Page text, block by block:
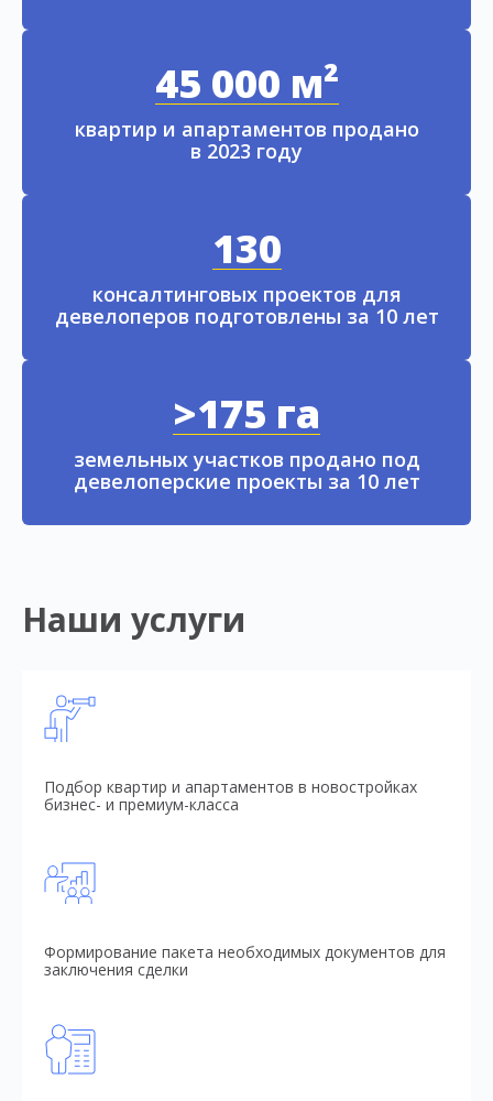
45 000 м²
квартир и апартаментов продано
в 2023 году
130
консалтинговых проектов для
девелоперов подготовлены за 10 лет
>175 га
земельных участков продано под
девелоперские проекты за 10 лет
Наши услуги
Подбор квартир и апартаментов в новостройках
бизнес- и премиум-класса
Формирование пакета необходимых документов для
заключения сделки